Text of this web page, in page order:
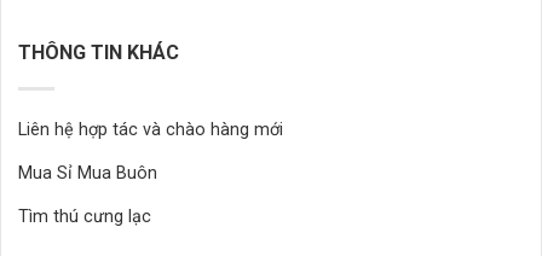
THÔNG TIN KHÁC
Liên hệ hợp tác và chào hàng mới
Mua Sỉ Mua Buôn
Tìm thú cưng lạc